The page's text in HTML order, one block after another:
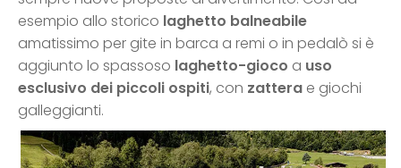
esempio allo storico laghetto balneabile
amatissimo per gite in barca a remi o in pedalò si è
aggiunto lo spassoso laghetto-gioco a uso
esclusivo dei piccoli ospiti, con zattera e giochi
galleggianti.